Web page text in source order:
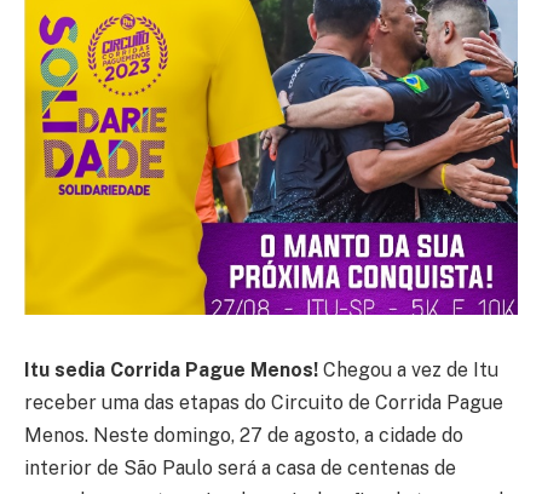
Itu sedia Corrida Pague Menos! Chegou a vez de Itu
receber uma das etapas do Circuito de Corrida Pague
Menos. Neste domingo, 27 de agosto, a cidade do
interior de São Paulo será a casa de centenas de